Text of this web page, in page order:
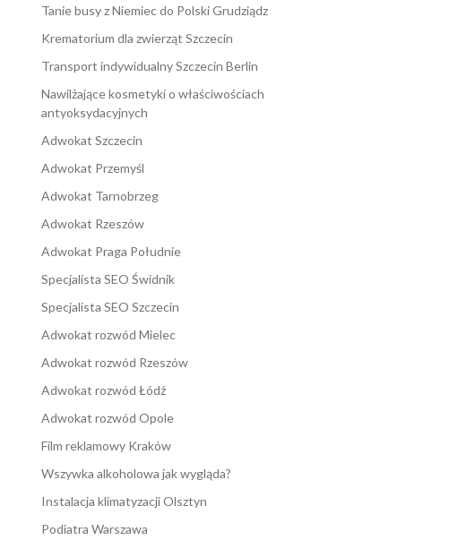
Tanie busy z Niemiec do Polski Grudziądz
Krematorium dla zwierząt Szczecin
Transport indywidualny Szczecin Berlin
Nawilżające kosmetyki o właściwościach
antyoksydacyjnych
Adwokat Szczecin
Adwokat Przemyśl
Adwokat Tarnobrzeg
Adwokat Rzeszów
Adwokat Praga Południe
Specjalista SEO Świdnik
Specjalista SEO Szczecin
Adwokat rozwód Mielec
Adwokat rozwód Rzeszów
Adwokat rozwód Łódź
Adwokat rozwód Opole
Film reklamowy Kraków
Wszywka alkoholowa jak wygląda?
Instalacja klimatyzacji Olsztyn
Podiatra Warszawa